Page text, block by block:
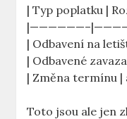
| Typ poplatku |
| Odbavení na
| Odbavené
| Změna termínu |
Toto jsou ale jen